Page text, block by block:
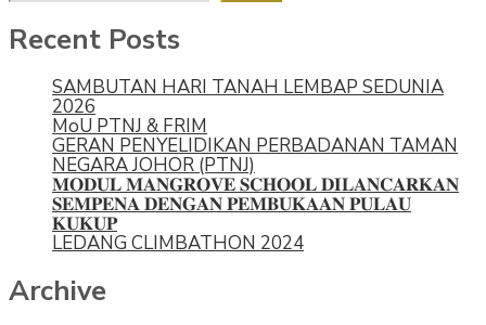
Recent Posts
SAMBUTAN HARI TANAH LEMBAP SEDUNIA
2026
MoU PTNJ & FRIM
GERAN PENYELIDIKAN PERBADANAN TAMAN
NEGARA JOHOR (PTNJ)
𝐌𝐎𝐃𝐔𝐋 𝐌𝐀𝐍𝐆𝐑𝐎𝐕𝐄 𝐒𝐂𝐇𝐎𝐎𝐋 𝐃𝐈𝐋𝐀𝐍𝐂𝐀𝐑𝐊𝐀𝐍
𝐒𝐄𝐌𝐏𝐄𝐍𝐀 𝐃𝐄𝐍𝐆𝐀𝐍 𝐏𝐄𝐌𝐁𝐔𝐊𝐀𝐀𝐍 𝐏𝐔𝐋𝐀𝐔
𝐊𝐔𝐊𝐔𝐏
LEDANG CLIMBATHON 2024
Archive